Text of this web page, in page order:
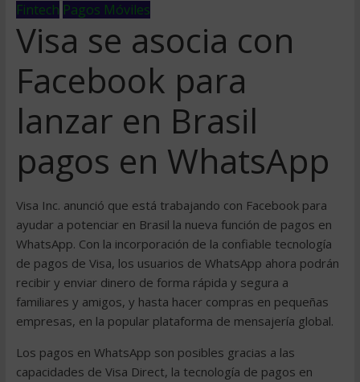
Fintech Pagos Móviles
Visa se asocia con
Facebook para
lanzar en Brasil
pagos en WhatsApp
Visa Inc. anunció que está trabajando con Facebook para
ayudar a potenciar en Brasil la nueva función de pagos en
WhatsApp. Con la incorporación de la confiable tecnología
de pagos de Visa, los usuarios de WhatsApp ahora podrán
recibir y enviar dinero de forma rápida y segura a
familiares y amigos, y hasta hacer compras en pequeñas
empresas, en la popular plataforma de mensajería global.
Los pagos en WhatsApp son posibles gracias a las
capacidades de Visa Direct, la tecnología de pagos en